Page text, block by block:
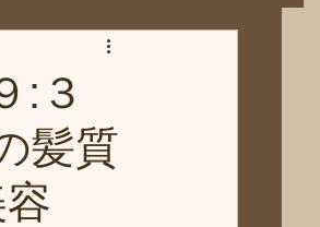
:３
髪質